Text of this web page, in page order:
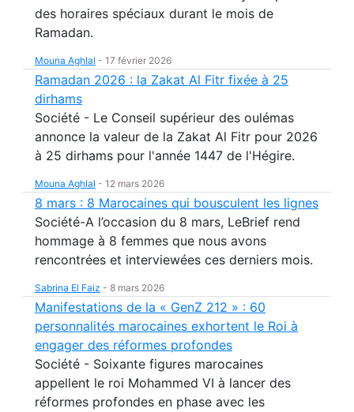
des horaires spéciaux durant le mois de
Ramadan.
Mouna Aghlal - 17 février 2026
Ramadan 2026 : la Zakat Al Fitr fixée à 25
dirhams
Société - Le Conseil supérieur des oulémas
annonce la valeur de la Zakat Al Fitr pour 2026
à 25 dirhams pour l'année 1447 de l'Hégire.
Mouna Aghlal - 12 mars 2026
8 mars : 8 Marocaines qui bousculent les lignes
Société-A l’occasion du 8 mars, LeBrief rend
hommage à 8 femmes que nous avons
rencontrées et interviewées ces derniers mois.
Sabrina El Faiz - 8 mars 2026
Manifestations de la « GenZ 212 » : 60
personnalités marocaines exhortent le Roi à
engager des réformes profondes
Société - Soixante figures marocaines
appellent le roi Mohammed VI à lancer des
réformes profondes en phase avec les